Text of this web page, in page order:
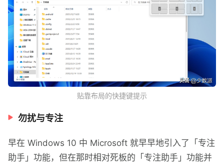
贴靠布局的快捷键提示
勿扰与专注
早在 Windows 10 中 Microsoft 就早早地引入了「专注
助手」功能，但在那时相对死板的「专注助手」功能并